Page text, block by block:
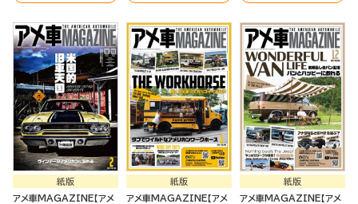
紙版
アメ車MAGAZINE【アメ
紙版
アメ車MAGAZINE【アメ
紙版
アメ車MAGAZINE【アメ